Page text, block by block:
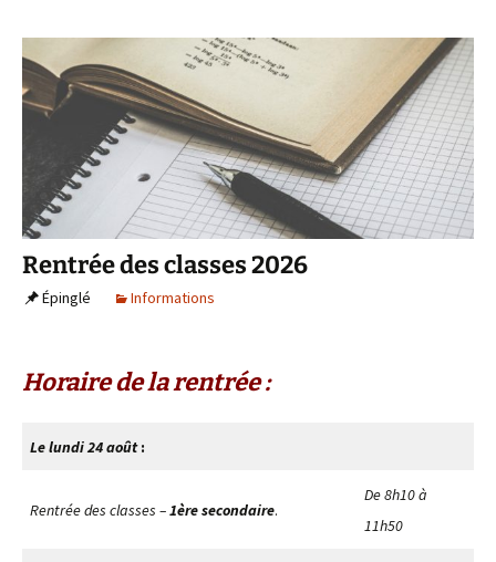
Rentrée des classes 2026
Épinglé Informations
Horaire de la rentrée :
Le lundi 24 août:
Rentrée des classes –1ère secondaire.
De 8h10 à
11h50